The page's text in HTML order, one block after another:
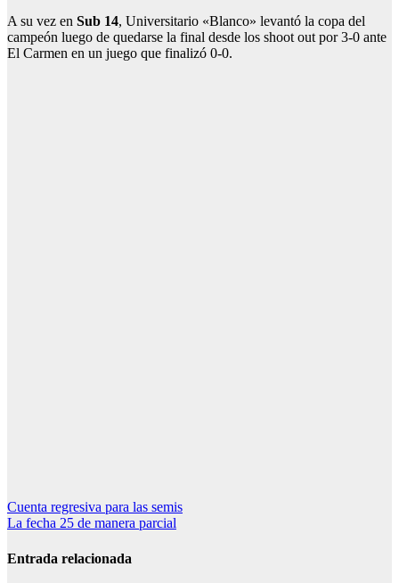
A su vez en Sub 14, Universitario «Blanco» levantó la copa del
campeón luego de quedarse la final desde los shoot out por 3-0 ante
El Carmen en un juego que finalizó 0-0.
Navegación
de
entradas
Cuenta regresiva para las semis
La fecha 25 de manera parcial
Entrada relacionada